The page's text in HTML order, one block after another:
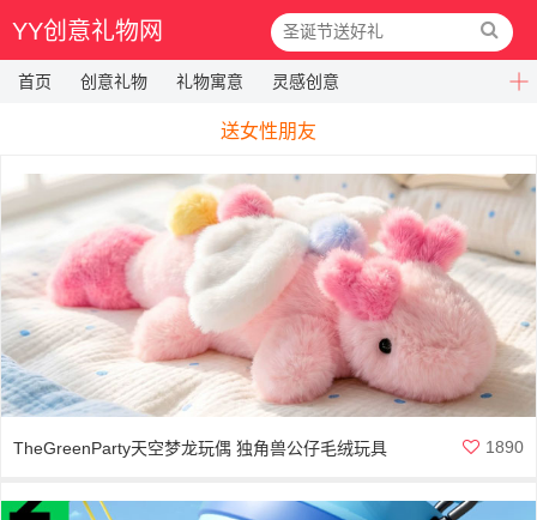
YY创意礼物网
首页 创意礼物 礼物寓意 灵感创意
送女性朋友
TheGreenParty天空梦龙玩偶 独角兽公仔毛绒玩具
娃娃
1890